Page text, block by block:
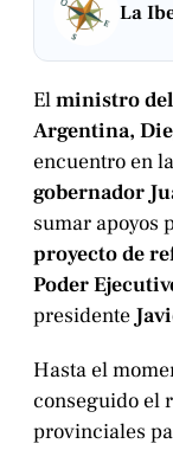
La
Elministro
Argentina,
encuentro en la
gobernador
sumar apoyos
proyecto de
Poder
presidente
Hasta el
conseguido el
provinciales